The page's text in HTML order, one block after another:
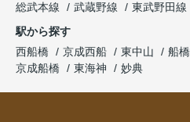
総武本線
武蔵野線 東武野田線
駅から探す
西船橋
京成西船 東中山 船橋
京成船橋
東海神 妙典